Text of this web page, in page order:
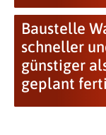
Baustelle
schneller
günstiger
geplant